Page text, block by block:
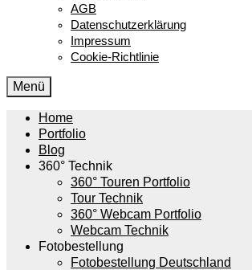
AGB
Datenschutzerklärung
Impressum
Cookie-Richtlinie
Menü
Home
Portfolio
Blog
360° Technik
360° Touren Portfolio
Tour Technik
360° Webcam Portfolio
Webcam Technik
Fotobestellung
Fotobestellung Deutschland